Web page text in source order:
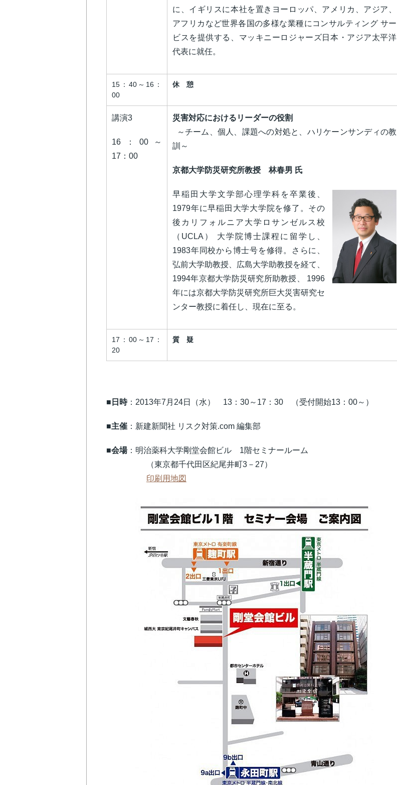
に、イギリスに本社を置きヨーロッパ、アメリカ、アジア、
アフリカなど世界各国の多様な業種にコンサルティング サー
ビスを提供する、マッキニーロジャーズ日本・アジア太平洋
代表に就任。
15：40～16：
00
休 憩
講演3
16：00～
17：00
災害対応におけるリーダーの役割
～チーム、個人、課題への対処と、ハリケーンサンディの教
訓～
京都大学防災研究所教授 林春男 氏
早稲田大学文学部心理学科を卒業後、
1979年に早稲田大学大学院を修了。その
後カリフォルニア大学ロサンゼルス校
（UCLA） 大学院博士課程に留学し、
1983年同校から博士号を修得。さらに、
弘前大学助教授、広島大学助教授を経て、
1994年京都大学防災研究所助教授、 1996
年には京都大学防災研究所巨大災害研究セ
ンター教授に着任し、現在に至る。
17：00～17：
20
質 疑
■日時：2013年7月24日（水） 13：30～17：30 （受付開始13：00～）
■主催 ：新建新聞社 リスク対策.com 編集部
■会場：明治薬科大学剛堂会館ビル 1階セミナールーム
（東京都千代田区紀尾井町3－27）
印刷用地図